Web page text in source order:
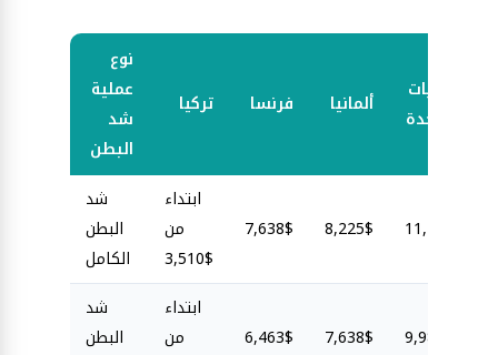
نوع
عملية
شد
البطن
تركيا فرنسا ألمانيا
الولايات
المتحدة
شد
البطن
الكامل
ابتداء
من
3,510$
7,638$ 8,225$ 11,750$
شد
البطن
ابتداء
من
6,463$ 7,638$ 9,988$